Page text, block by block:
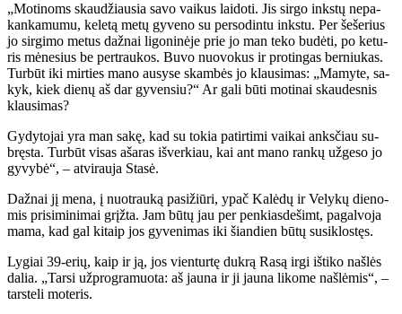
„Mo­ti­noms skau­džiau­sia sa­vo vai­kus lai­do­ti. Jis sir­go inks­tų ne­pa­
kan­ka­mu­mu, ke­le­tą me­tų gy­ve­no su per­so­din­tu inks­tu. Per še­še­rius
jo sir­gi­mo me­tus daž­nai li­go­ni­nė­je prie jo man te­ko bu­dė­ti, po ke­tu­
ris mė­ne­sius be per­trau­kos. Bu­vo nuo­vo­kus ir pro­tin­gas ber­niu­kas.
Tur­būt iki mir­ties ma­no au­sy­se skam­bės jo klau­si­mas: „Ma­my­te, sa­
kyk, kiek die­nų aš dar gy­ven­siu?“ Ar ga­li bū­ti mo­ti­nai skau­des­nis
klau­si­mas?
Gy­dy­to­jai yra man sa­kę, kad su to­kia pa­tir­ti­mi vai­kai anks­čiau su­
bręs­ta. Tur­būt vi­sas aša­ras iš­ver­kiau, kai ant ma­no ran­kų už­ge­so jo
gy­vy­bė“, – at­vi­rau­ja Sta­sė.
Daž­nai jį me­na, į nuo­trau­ką pa­si­žiū­ri, ypač Ka­lė­dų ir Ve­ly­kų die­no­
mis pri­si­mi­ni­mai grįž­ta. Jam bū­tų jau per pen­kias­de­šimt, pa­gal­vo­ja
ma­ma, kad gal ki­taip jos gy­ve­ni­mas iki šian­dien bū­tų su­si­klos­tęs.
Ly­giai 39-erių, kaip ir ją, jos vien­tur­tę duk­rą Ra­są ir­gi iš­ti­ko naš­lės
da­lia. „Tar­si už­prog­ra­muo­ta: aš jau­na ir ji jau­na li­ko­me naš­lė­mis“, –
tars­te­li mo­te­ris.